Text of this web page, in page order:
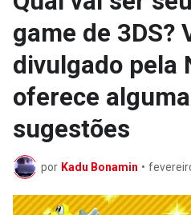
game de 3DS?
divulgado pela
oferece
sugestões
por Kadu Bonamin •